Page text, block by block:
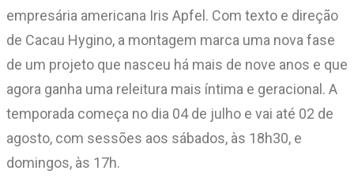
empresária americana Iris Apfel. Com texto e direção
de Cacau Hygino, a montagem marca uma nova fase
de um projeto que nasceu há mais de nove anos e que
agora ganha uma releitura mais íntima e geracional. A
temporada começa no dia 04 de julho e vai até 02 de
agosto, com sessões aos sábados, às 18h30, e
domingos, às 17h.